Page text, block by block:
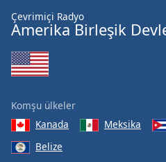
Çevrimiçi Radyo
Amerika Birleşik
Komşu ülkeler
Kanada
Meksika
Belize